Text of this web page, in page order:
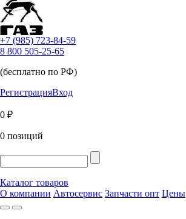
+7 (985) 723-84-59
8 800 505-25-65
(бесплатно по РФ)
РегистрацияВход
0 ₽
0 позиций
Каталог товаров
О компании Автосервис Запчасти опт Цены